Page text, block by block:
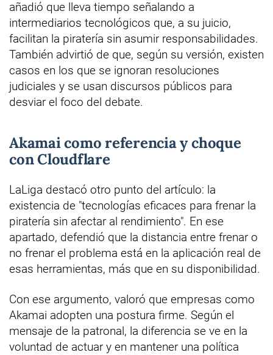
añadió que lleva tiempo señalando a
intermediarios tecnológicos que, a su juicio,
facilitan la piratería sin asumir responsabilidades.
También advirtió de que, según su versión, existen
casos en los que se ignoran resoluciones
judiciales y se usan discursos públicos para
desviar el foco del debate.
Akamai como referencia y choque
con Cloudflare
LaLiga destacó otro punto del artículo: la
existencia de "tecnologías eficaces para frenar la
piratería sin afectar al rendimiento". En ese
apartado, defendió que la distancia entre frenar o
no frenar el problema está en la aplicación real de
esas herramientas, más que en su disponibilidad.
Con ese argumento, valoró que empresas como
Akamai adopten una postura firme. Según el
mensaje de la patronal, la diferencia se ve en la
voluntad de actuar y en mantener una política